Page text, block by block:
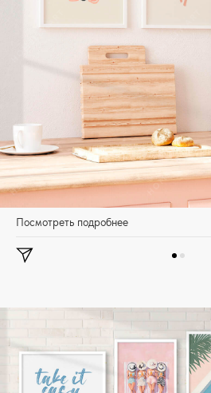
Посмотреть подробнее